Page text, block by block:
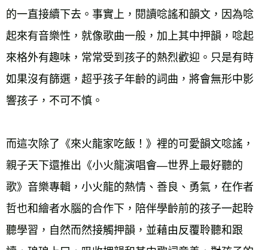
的一直接續下去。事實上，閱讀唸謠和韻文，因為唸
起來有音樂性，就像歌曲一般，加上其中押韻，唸起
來格外有趣味，常常受到孩子的熱烈歡迎。只是有時
如果沒有篩選，超乎孩子年齡的詞曲，將會無形中影
響孩子，不可不慎。
而這次除了《來火龍家吃飯！》裡的可愛韻文唸謠，
親子天下還推出《小火龍演唱會—世界上最好聽的
歌》音樂專輯，小火龍的熱情、善良、勇氣，在作者
哲也和繪者水腦的合作下，陪伴學齡前的孩子一起聆
聽學習，自然而然接觸押韻，並藉由反覆聆聽和跟